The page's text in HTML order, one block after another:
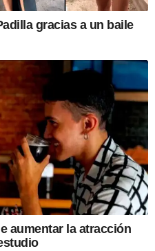
gracias a un baile
aumentar la atracción